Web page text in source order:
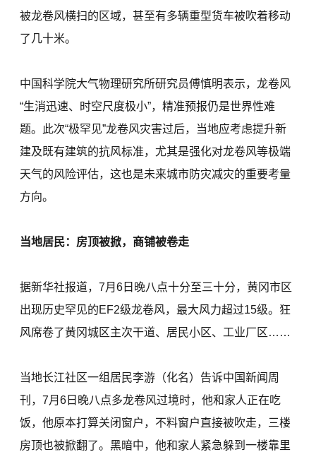
被龙卷风横扫的区域，甚至有多辆重型货车被吹着移动
了几十米。
中国科学院大气物理研究所研究员傅慎明表示，龙卷风
“生消迅速、时空尺度极小”，精准预报仍是世界性难
题。此次“极罕见”龙卷风灾害过后，当地应考虑提升新
建及既有建筑的抗风标准，尤其是强化对龙卷风等极端
天气的风险评估，这也是未来城市防灾减灾的重要考量
方向。
当地居民：房顶被掀，商铺被卷走
据新华社报道，7月6日晚八点十分至三十分，黄冈市区
出现历史罕见的EF2级龙卷风，最大风力超过15级。狂
风席卷了黄冈城区主次干道、居民小区、工业厂区……
当地长江社区一组居民李游（化名）告诉中国新闻周
刊，7月6日晚八点多龙卷风过境时，他和家人正在吃
饭，他原本打算关闭窗户，不料窗户直接被吹走，三楼
房顶也被掀翻了。黑暗中，他和家人紧急躲到一楼靠里